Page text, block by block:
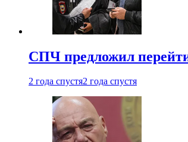
СПЧ предложил
2 года спустя2 года спустя